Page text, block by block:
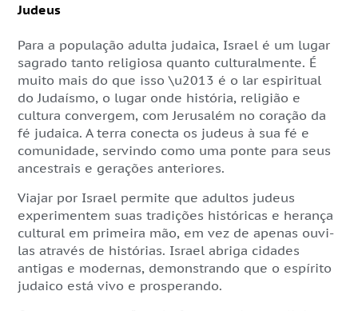
Judeus
Para a população adulta judaica, Israel é um lugar
sagrado tanto religiosa quanto culturalmente. É
muito mais do que isso \u2013 é o lar espiritual
do Judaísmo, o lugar onde história, religião e
cultura convergem, com Jerusalém no coração da
fé judaica. A terra conecta os judeus à sua fé e
comunidade, servindo como uma ponte para seus
ancestrais e gerações anteriores.
Viajar por Israel permite que adultos judeus
experimentem suas tradições históricas e herança
cultural em primeira mão, em vez de apenas ouvi-
las através de histórias. Israel abriga cidades
antigas e modernas, demonstrando que o espírito
judaico está vivo e prosperando.